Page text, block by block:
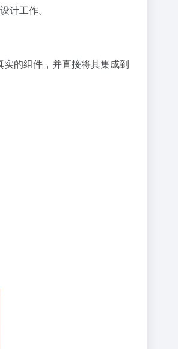
计工作。
的组件，并直接将其集成到